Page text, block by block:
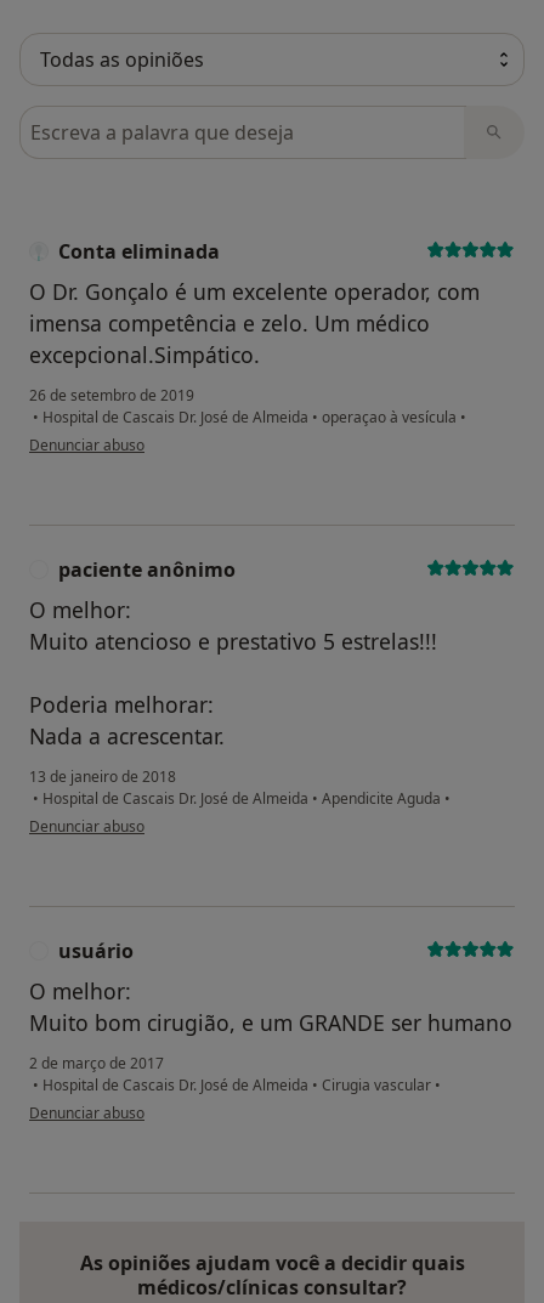
Pesquisar em opiniões
Conta eliminada
O Dr. Gonçalo é um excelente operador, com
imensa competência e zelo. Um médico
excepcional.Simpático.
26 de setembro de 2019
• Hospital de Cascais Dr. José de Almeida • operaçao à vesícula •
na opinião do utilizador Conta eliminada
Denunciar abuso
paciente anônimo
O melhor:
Muito atencioso e prestativo 5 estrelas!!!
Poderia melhorar:
Nada a acrescentar.
13 de janeiro de 2018
• Hospital de Cascais Dr. José de Almeida • Apendicite Aguda •
na opinião do utilizador paciente anônimo
Denunciar abuso
usuário
O melhor:
Muito bom cirugião, e um GRANDE ser humano
2 de março de 2017
• Hospital de Cascais Dr. José de Almeida • Cirugia vascular •
na opinião do utilizador usuário
Denunciar abuso
As opiniões ajudam você a decidir quais
médicos/clínicas consultar?